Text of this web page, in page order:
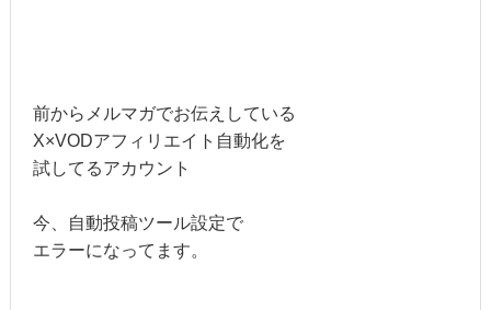
前からメルマガでお伝えしている
X×VODアフィリエイト自動化を
試してるアカウント
今、自動投稿ツール設定で
エラーになってます。